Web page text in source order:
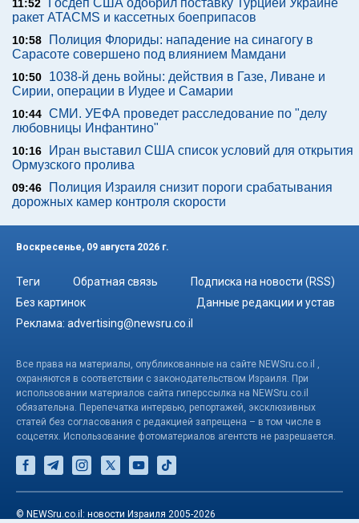
11:52
Госдеп США одобрил поставку Турцией Украине
ракет ATACMS и кассетных боеприпасов
10:58
Полиция Флориды: нападение на синагогу в
Сарасоте совершено под влиянием Мамдани
10:50
1038-й день войны: действия в Газе, Ливане и
Сирии, операции в Иудее и Самарии
10:44 СМИ. УЕФА проведет расследование по "делу
любовницы Инфантино"
10:16
Иран выставил США список условий для открытия
Ормузского пролива
09:46
Полиция Израиля снизит пороги срабатывания
дорожных камер контроля скорости
Воскресенье, 09 августа 2026 г.
Теги Обратная связь
Подписка на новости (RSS)
Без картинок
Данные редакции и устав
Реклама: advertising@newsru.co.il
Все права на материалы, опубликованные на сайте NEWSru.co.il ,
охраняются в соответствии с законодательством Израиля. При
использовании материалов сайта гиперссылка на NEWSru.co.il
обязательна. Перепечатка интервью, репортажей, эксклюзивных
статей без согласования с редакцией запрещена – в том числе в
соцсетях. Использование фотоматериалов агентств не разрешается.
© NEWSru.co.il: новости Израиля 2005-2026